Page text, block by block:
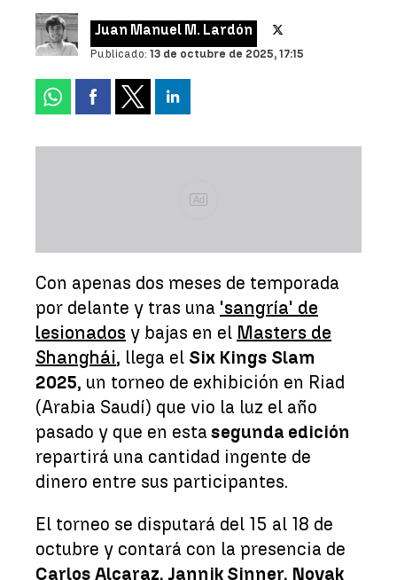
Juan Manuel M. Lardón
Publicado:13 de octubre de 2025, 17:15
Ad
Con apenas dos meses de temporada
por delante y tras una 'sangría' de
lesionados y bajas en el Masters de
Shanghái, llega el Six Kings Slam
2025, un torneo de exhibición en Riad
(Arabia Saudí) que vio la luz el año
pasado y que en esta segunda edición
repartirá una cantidad ingente de
dinero entre sus participantes.
El torneo se disputará del 15 al 18 de
octubre y contará con la presencia de
Carlos Alcaraz, Jannik Sinner, Novak